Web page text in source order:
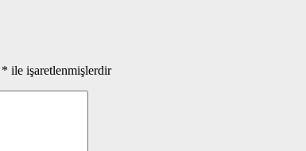
* ile işaretlenmişlerdir